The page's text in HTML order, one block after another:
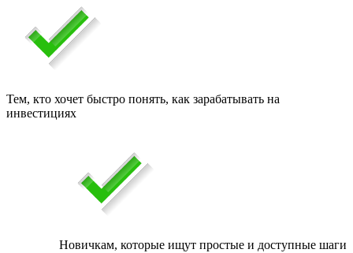
Тем, кто хочет быстро понять, как зарабатывать на
инвестициях
Новичкам, которые ищут простые и доступные шаги